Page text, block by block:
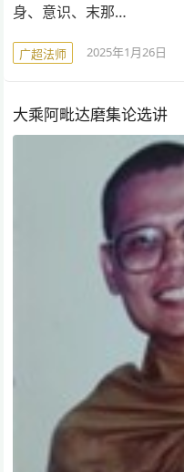
身、意识、末那…
广超法师 2025年1月26日
大乘阿毗达磨集论选讲